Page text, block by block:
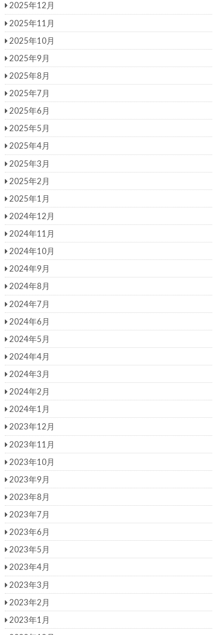
2025年12月
2025年11月
2025年10月
2025年9月
2025年8月
2025年7月
2025年6月
2025年5月
2025年4月
2025年3月
2025年2月
2025年1月
2024年12月
2024年11月
2024年10月
2024年9月
2024年8月
2024年7月
2024年6月
2024年5月
2024年4月
2024年3月
2024年2月
2024年1月
2023年12月
2023年11月
2023年10月
2023年9月
2023年8月
2023年7月
2023年6月
2023年5月
2023年4月
2023年3月
2023年2月
2023年1月